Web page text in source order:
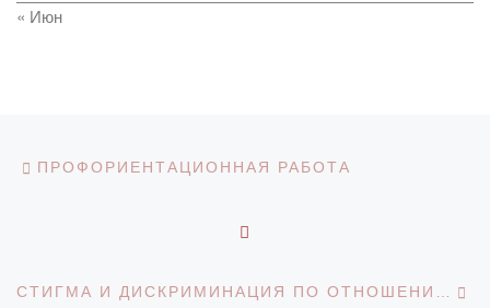
« Июн
Навигация по записям
ПРОФОРИЕНТАЦИОННАЯ РАБОТА
СТИГМА И ДИСКРИМИНАЦИЯ ПО ОТНОШЕНИЮ К ВИЧ ПОЛОЖИТЕЛЬНЫМ